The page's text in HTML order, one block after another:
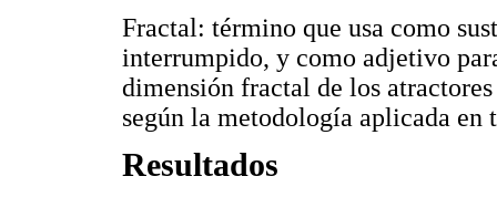
Fractal: término que usa como
interrumpido, y como adjetivo
dimensión fractal de los
según la metodología aplicada en
Resultados